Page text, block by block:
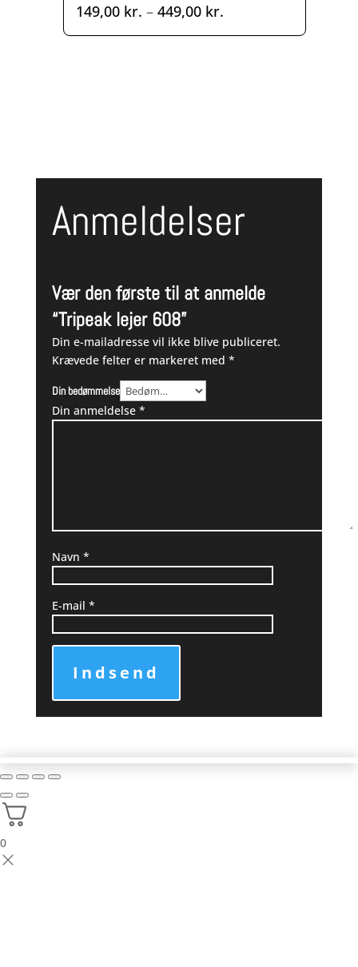
149,00 kr. – 449,00 kr.Prisinterval:
149,00 kr.
Anmeldelser
Vær den første til at anmelde
“Tripeak lejer 608”
Din e-mailadresse vil ikke blive publiceret.
Krævede felter er markeret med *
Din bedømmelse
Din anmeldelse *
Navn *
E-mail *
Indsend
0